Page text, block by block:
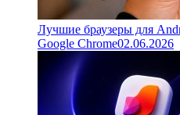
Лучшие браузеры для
Google Chrome02.06.2026